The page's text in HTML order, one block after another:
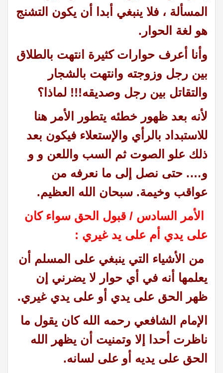
المسألة ، فلا ينبغي أبدا أن يكون التشنج
هو لغة الحوار.
وأنا أعرف حوارات كثيرة انتهت بالطلاق
بين رجل وزوجته وانتهت بالشجار
والتقاتل بين رجل وصديقه!!! لماذا؟
لأنه بعد ظهور خطئه يتطور الأمر هنا
للاستبداد بالرأي والإستعلاء فيكون بعد
ذلك علو الصوت ثم السب واللعن و و
و…. حتى نصل إلى ما نعرفه من
عواقب وخيمة. سبحان الله العظيم.
الأمر السادس / قبول الحق سواء كان
على يدي أم على يد غيري :
من الأشياء التي ينبغي على المسلم أن
يعلمها أنه في أي حوار لا يضرني إن
ظهر الحق على يدي أو على يدي غيري.
الإمام الشافعي رحمه الله كان يقول ما
ناظرت أحدا إلا وتمنيت أن يظهر الله
الحق على يديه أو على لسانه.